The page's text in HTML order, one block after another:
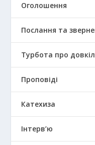
Оголошення
Послання та
Турбота про
Проповіді
Катехиза
Інтерв’ю